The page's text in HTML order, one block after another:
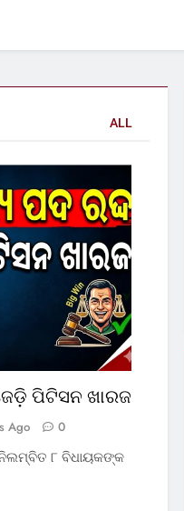
ALL
ପିଟିସନ ଖାରଜ
Ago
0
୮ ବିଧାୟକଙ୍କ